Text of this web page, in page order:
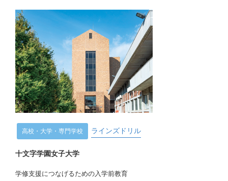
高校・大学・専門学校 ラインズドリル
十文字学園女子大学
学修支援につなげるための入学前教育